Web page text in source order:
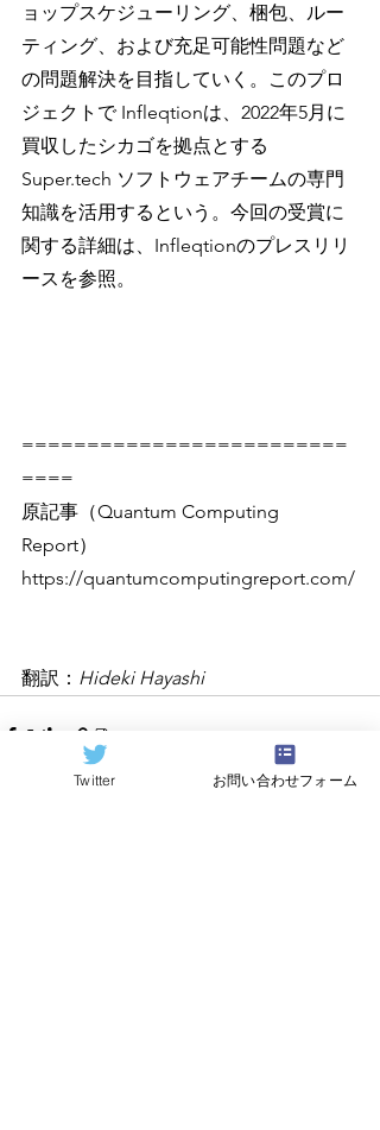
ョップスケジューリング、梱包、ルー
ティング、および充足可能性問題など
の問題解決を目指していく。このプロ
ジェクトで Infleqtionは、2022年5月に
買収したシカゴを拠点とする
Super.tech ソフトウェアチームの専門
知識を活用するという。今回の受賞に
関する詳細は、Infleqtionのプレスリリ
ースを参照。
=========================
====
原記事（Quantum Computing
Report）
https://quantumcomputingreport.com/
翻訳： Hideki Hayashi
Twitter お問い合わせフォーム